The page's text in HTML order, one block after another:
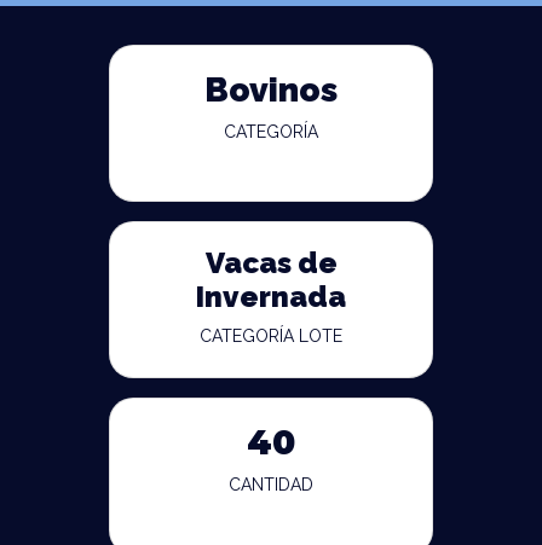
Bovinos
CATEGORÍA
Vacas de
Invernada
CATEGORÍA LOTE
40
CANTIDAD